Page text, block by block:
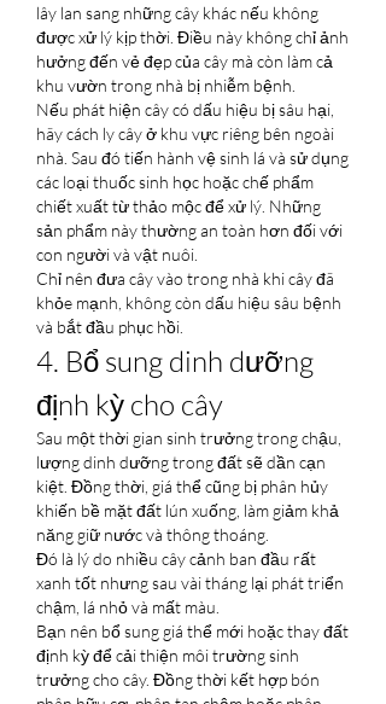
lây lan sang những cây khác nếu không
được xử lý kịp thời. Điều này không chỉ ảnh
hưởng đến vẻ đẹp của cây mà còn làm cả
khu vườn trong nhà bị nhiễm bệnh.
Nếu phát hiện cây có dấu hiệu bị sâu hại,
hãy cách ly cây ở khu vực riêng bên ngoài
nhà. Sau đó tiến hành vệ sinh lá và sử dụng
các loại thuốc sinh học hoặc chế phẩm
chiết xuất từ thảo mộc để xử lý. Những
sản phẩm này thường an toàn hơn đối với
con người và vật nuôi.
Chỉ nên đưa cây vào trong nhà khi cây đã
khỏe mạnh, không còn dấu hiệu sâu bệnh
và bắt đầu phục hồi.
4. Bổ sung dinh dưỡng
định kỳ cho cây
Sau một thời gian sinh trưởng trong chậu,
lượng dinh dưỡng trong đất sẽ dần cạn
kiệt. Đồng thời, giá thể cũng bị phân hủy
khiến bề mặt đất lún xuống, làm giảm khả
năng giữ nước và thông thoáng.
Đó là lý do nhiều cây cảnh ban đầu rất
xanh tốt nhưng sau vài tháng lại phát triển
chậm, lá nhỏ và mất màu.
Bạn nên bổ sung giá thể mới hoặc thay đất
định kỳ để cải thiện môi trường sinh
trưởng cho cây. Đồng thời kết hợp bón